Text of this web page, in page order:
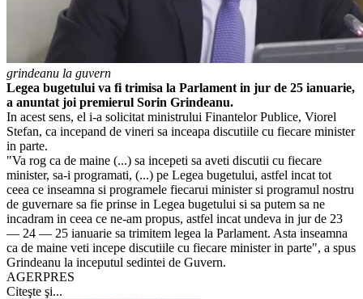
grindeanu la guvern
Legea bugetului va fi trimisa la Parlament in jur de 25 ianuarie,
a anuntat joi premierul Sorin Grindeanu.
In acest sens, el i-a solicitat ministrului Finantelor Publice, Viorel
Stefan, ca incepand de vineri sa inceapa discutiile cu fiecare minister
in parte.
"Va rog ca de maine (...) sa incepeti sa aveti discutii cu fiecare
minister, sa-i programati, (...) pe Legea bugetului, astfel incat tot
ceea ce inseamna si programele fiecarui minister si programul nostru
de guvernare sa fie prinse in Legea bugetului si sa putem sa ne
incadram in ceea ce ne-am propus, astfel incat undeva in jur de 23
— 24 — 25 ianuarie sa trimitem legea la Parlament. Asta inseamna
ca de maine veti incepe discutiile cu fiecare minister in parte", a spus
Grindeanu la inceputul sedintei de Guvern.
AGERPRES
Citeşte şi...